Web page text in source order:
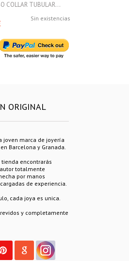
COLLAR TUBULAR...
Sin existencias
ORIGINAL
joven marca de joyería
Barcelona y Granada.
tienda encontrarás
totalmente
por manos
de experiencia.
cada joya es unica.
y completamente